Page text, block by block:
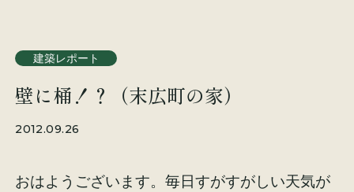
建築レポート
壁に桶！？（末広町の家）
2012.09.26
おはようございます。毎日すがすがしい天気が
大工が建てる家